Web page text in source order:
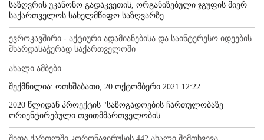
საზღვრის უკანონო გადაკვეთის, ორგანიზებული ჯგუფის მიერ
საქართველოს სახელმწიფო საზღვარზე...
ევროკავშირი - აქტიური ადამიანებისა და საინტერესო იდეების
მხარდასაჭერად საქართველოში
ახალი ამბები
შექმნილია: ოთხშაბათი, 20 ოქტომბერი 2021 12:22
2020 წლიდან პროექტის "საზოგადოების ჩართულობაზე
ორიენტირებული თვითმმართველობის...